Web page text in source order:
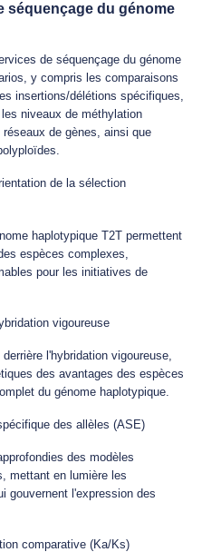
séquençage du génome
de séquençage du génome
y compris les comparaisons
insertions/délétions spécifiques,
niveaux de méthylation
de gènes, ainsi que
de la sélection
haplotypique T2T permettent
espèces complexes,
pour les initiatives de
vigoureuse
l'hybridation vigoureuse,
des avantages des espèces
du génome haplotypique.
des allèles (ASE)
des modèles
mettant en lumière les
gouvernent l'expression des
comparative (Ka/Ks)